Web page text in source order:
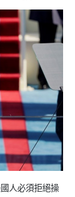
人必須拒絕操